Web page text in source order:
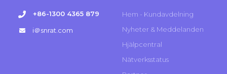
+86-1300 4365 879
i＠snrat.com
Hem - Kundavdelning
Nyheter & Meddelanden
Hjälpcentral
Nätverksstatus